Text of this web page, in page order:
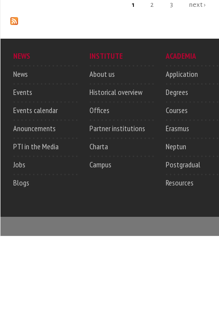
1 2 3 next ›
NEWS
News
Events
Events calendar
Anouncements
PTI in the Media
Jobs
Blogs
INSTITUTE
About us
Historical overview
Offices
Partner institutions
Charta
Campus
ACADEMIA
Application
Degrees
Courses
Erasmus
Neptun
Postgradual
Resources